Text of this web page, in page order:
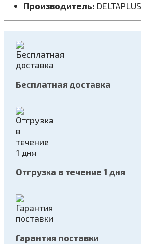
Производитель: DELTAPLUS
Бесплатная доставка
Отгрузка в течение 1 дня
Гарантия поставки